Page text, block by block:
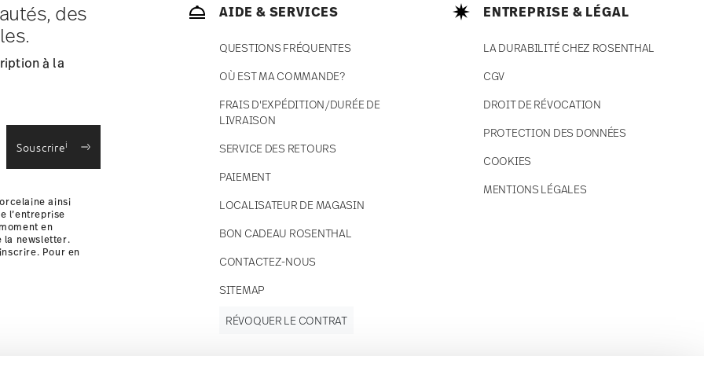
à € 12,90 par commande./li>
stock.
avec UPS (livraison standard).
colis sera expédié.
des
à la
Souscrirei
ainsi
l’entreprise
en
la newsletter.
Pour en
AIDE & SERVICES
QUESTIONS FRÉQUENTES
OÙ EST MA COMMANDE?
FRAIS D'EXPÉDITION/DURÉE DE
LIVRAISON
SERVICE DES RETOURS
PAIEMENT
LOCALISATEUR DE MAGASIN
BON CADEAU ROSENTHAL
CONTACTEZ-NOUS
SITEMAP
ENTREPRISE & LÉGAL
LA DURABILITÉ CHEZ ROSENTHAL
CGV
DROIT DE RÉVOCATION
PROTECTION DES DONNÉES
COOKIES
MENTIONS LÉGALES
RÉVOQUER LE CONTRAT